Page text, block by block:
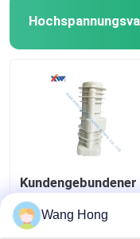
Kundengebundener
intelligenter
Spannungs-
Wang Hong